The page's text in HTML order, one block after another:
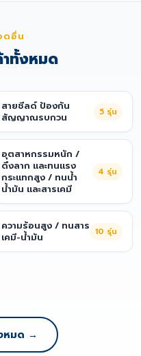
ดอื่น
ทั้งหมด
สายชีลด์ ป้องกัน
สัญญาณรบกวน
5 รุ่น
อุตสาหกรรมหนัก /
ดึงลาก และทนแรง
กระแทกสูง / ทนน้ำ
น้ำมัน และสารเคมี
4 รุ่น
ความร้อนสูง / ทนสาร
เคมี-น้ำมัน
10 รุ่น
หมด →